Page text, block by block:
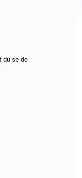
du se de